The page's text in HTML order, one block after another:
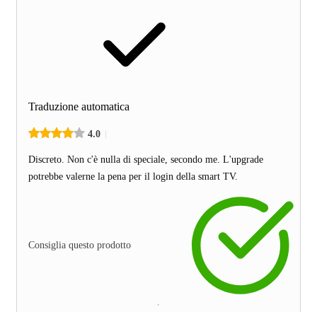
Traduzione automatica
4.0
Discreto. Non c'è nulla di speciale, secondo me. L'upgrade
potrebbe valerne la pena per il login della smart TV.
Consiglia questo prodotto